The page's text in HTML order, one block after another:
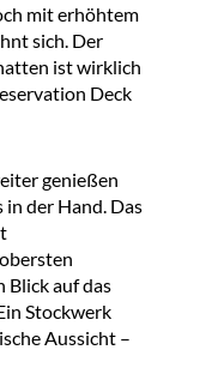
mit erhöhtem
sich. Der
ist wirklich
Deck
genießen
in der Hand. Das
Blick auf das
Stockwerk
Aussicht –